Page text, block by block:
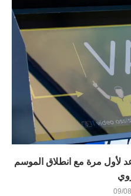
لأول مرة مع انطلاق الموسم
09/